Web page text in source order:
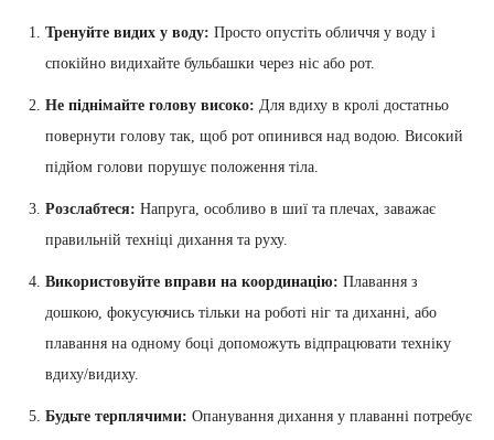
Тренуйте видих у воду: Просто опустіть обличчя у воду і
спокійно видихайте бульбашки через ніс або рот.
Не піднімайте голову високо: Для вдиху в кролі достатньо
повернути голову так, щоб рот опинився над водою. Високий
підйом голови порушує положення тіла.
Розслабтеся: Напруга, особливо в шиї та плечах, заважає
правильній техніці дихання та руху.
Використовуйте вправи на координацію: Плавання з
дошкою, фокусуючись тільки на роботі ніг та диханні, або
плавання на одному боці допоможуть відпрацювати техніку
вдиху/видиху.
Будьте терплячими: Опанування дихання у плаванні потребує